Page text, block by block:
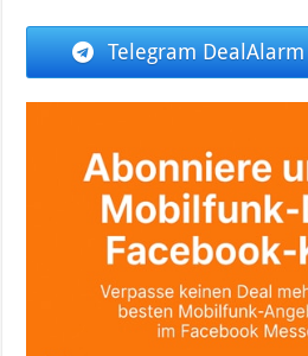
Telegram DealAlarm